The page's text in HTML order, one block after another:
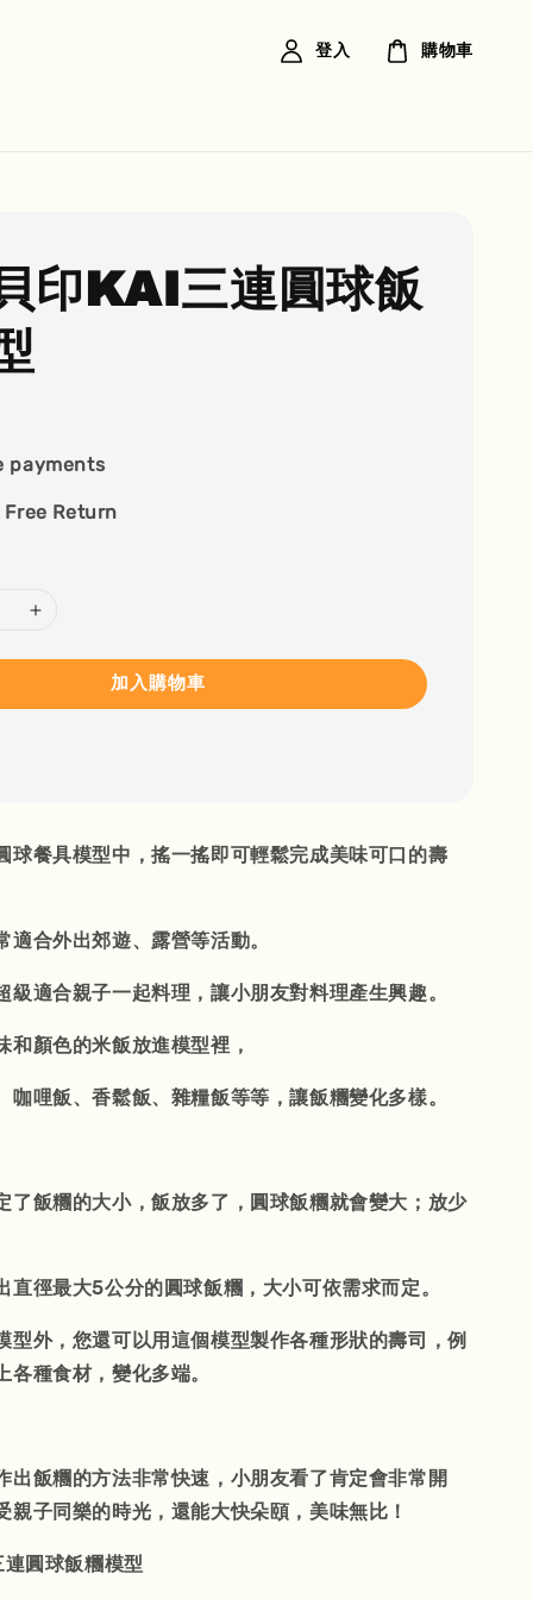
登入 購物車
印KAI三連圓球飯
payments
Free Return
加入購物車
球餐具模型中，搖一搖即可輕鬆完成美味可口的壽
適合外出郊遊、露營等活動。
級適合親子一起料理，讓小朋友對料理產生興趣。
和顏色的米飯放進模型裡，
咖哩飯、香鬆飯、雜糧飯等等，讓飯糰變化多樣。
了飯糰的大小，飯放多了，圓球飯糰就會變大；放少
直徑最大5公分的圓球飯糰，大小可依需求而定。
型外，您還可以用這個模型製作各種形狀的壽司，例
各種食材，變化多端。
出飯糰的方法非常快速，小朋友看了肯定會非常開
親子同樂的時光，還能大快朵頤，美味無比！
圓球飯糰模型